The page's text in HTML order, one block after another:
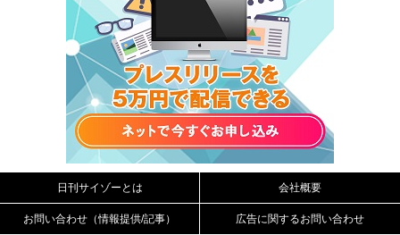
日刊サイゾーとは 会社概要
お問い合わせ（情報提供/記事） 広告に関するお問い合わせ